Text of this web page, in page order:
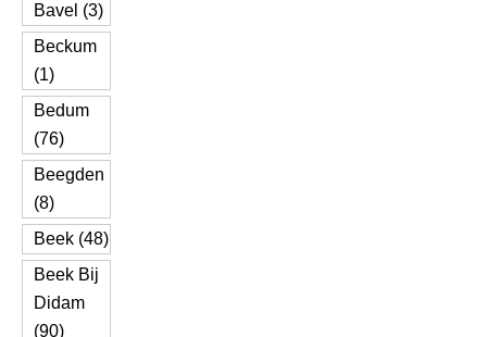
Bavel (3)
Beckum
(1)
Bedum
(76)
Beegden
(8)
Beek (48)
Beek Bij
Didam
(90)